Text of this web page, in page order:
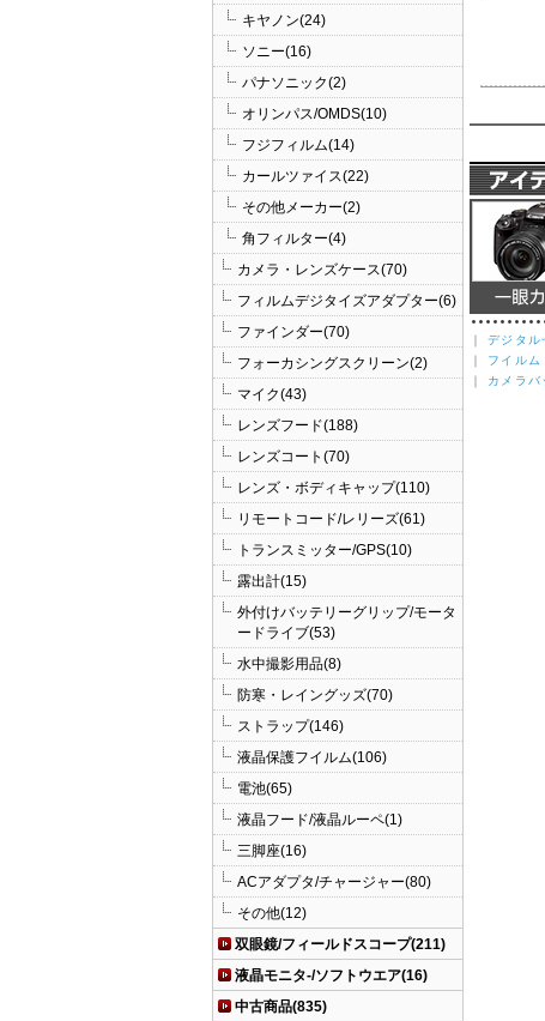
キヤノン(24)
ソニー(16)
パナソニック(2)
オリンパス/OMDS(10)
フジフィルム(14)
カールツァイス(22)
その他メーカー(2)
角フィルター(4)
カメラ・レンズケース(70)
フィルムデジタイズアダプター(6)
ファインダー(70)
フォーカシングスクリーン(2)
マイク(43)
レンズフード(188)
レンズコート(70)
レンズ・ボディキャップ(110)
リモートコード/レリーズ(61)
トランスミッター/GPS(10)
露出計(15)
外付けバッテリーグリップ/モータ
ードライブ(53)
水中撮影用品(8)
防寒・レイングッズ(70)
ストラップ(146)
液晶保護フイルム(106)
電池(65)
液晶フード/液晶ルーペ(1)
三脚座(16)
ACアダプタ/チャージャー(80)
その他(12)
双眼鏡/フィールドスコープ(211)
液晶モニタ-/ソフトウエア(16)
中古商品(835)
｜デジタル
｜ フイルム
｜ カメラバ